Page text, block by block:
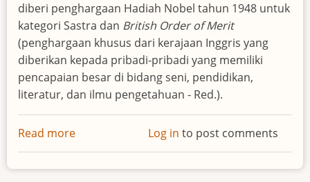
diberi penghargaan Hadiah Nobel tahun 1948 untuk
kategori Sastra dan British Order of Merit
(penghargaan khusus dari kerajaan Inggris yang
diberikan kepada pribadi-pribadi yang memiliki
pencapaian besar di bidang seni, pendidikan,
literatur, dan ilmu pengetahuan - Red.).
Read more
T.S.
Eliot
Log in to post comments